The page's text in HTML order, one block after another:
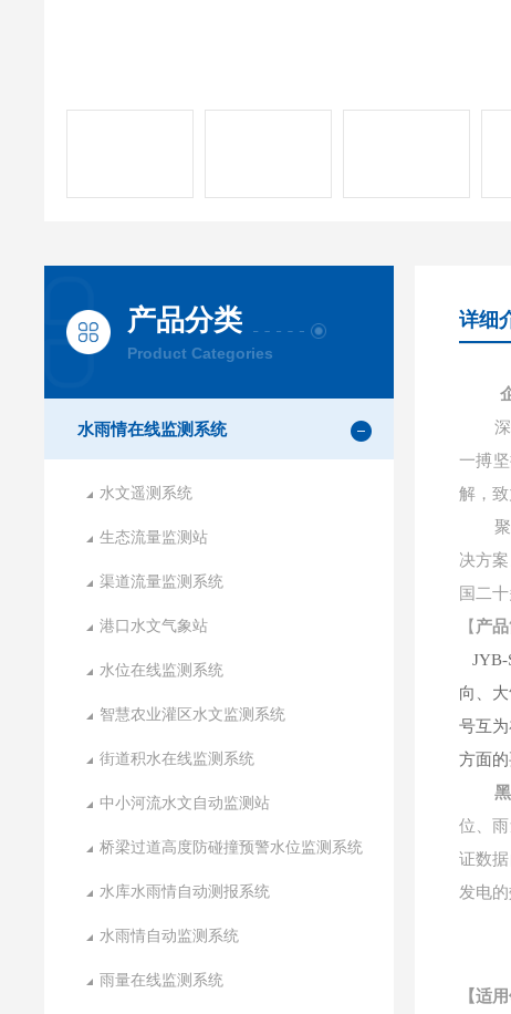
产品分类
Product Categories
水雨情在线监测系统
水文遥测系统
生态流量监测站
渠道流量监测系统
港口水文气象站
水位在线监测系统
智慧农业灌区水文监测系统
街道积水在线监测系统
中小河流水文自动监测站
桥梁过道高度防碰撞预警水位监测系统
水库水雨情自动测报系统
水雨情自动监测系统
雨量在线监测系统
详细
一搏
解，
决方
国二
【 产
JYB-
向、
号互
方面的
位、
证数
发电
【适